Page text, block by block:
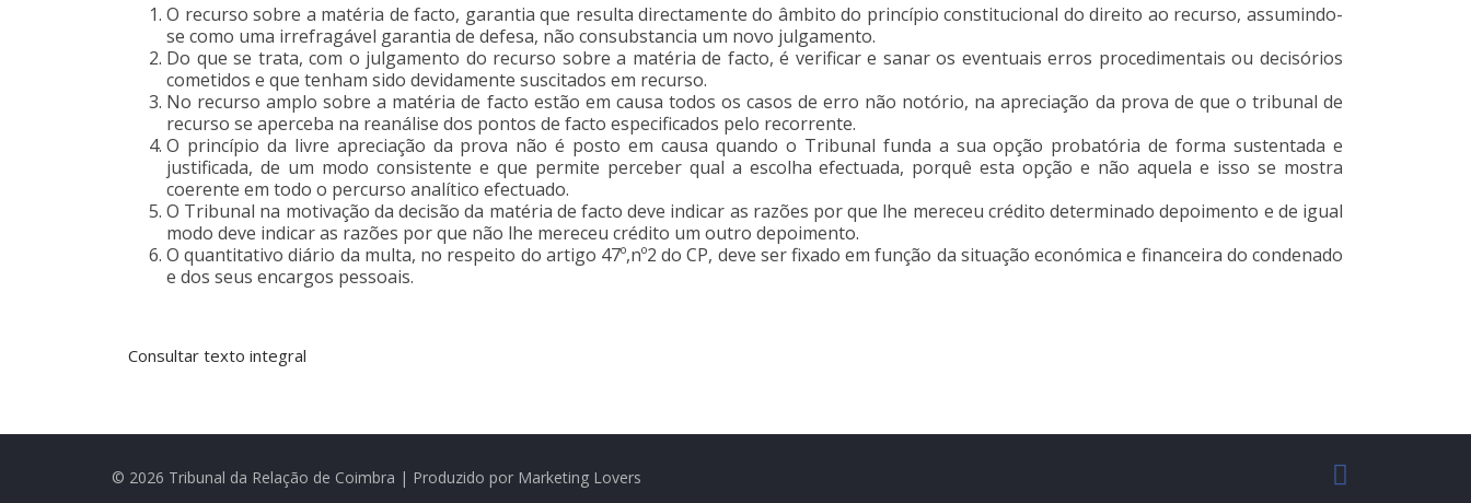
O recurso sobre a matéria de facto, garantia que resulta directamente do âmbito do princípio constitucional do direito ao recurso, assumindo-
se como uma irrefragável garantia de defesa, não consubstancia um novo julgamento.
Do que se trata, com o julgamento do recurso sobre a matéria de facto, é verificar e sanar os eventuais erros procedimentais ou decisórios
cometidos e que tenham sido devidamente suscitados em recurso.
No recurso amplo sobre a matéria de facto estão em causa todos os casos de erro não notório, na apreciação da prova de que o tribunal de
recurso se aperceba na reanálise dos pontos de facto especificados pelo recorrente.
O princípio da livre apreciação da prova não é posto em causa quando o Tribunal funda a sua opção probatória de forma sustentada e
justificada, de um modo consistente e que permite perceber qual a escolha efectuada, porquê esta opção e não aquela e isso se mostra
coerente em todo o percurso analítico efectuado.
O Tribunal na motivação da decisão da matéria de facto deve indicar as razões por que lhe mereceu crédito determinado depoimento e de igual
modo deve indicar as razões por que não lhe mereceu crédito um outro depoimento.
O quantitativo diário da multa, no respeito do artigo 47º,nº2 do CP, deve ser fixado em função da situação económica e financeira do condenado
e dos seus encargos pessoais.
Consultar texto integral
© 2026 Tribunal da Relação de Coimbra | Produzido por Marketing Lovers